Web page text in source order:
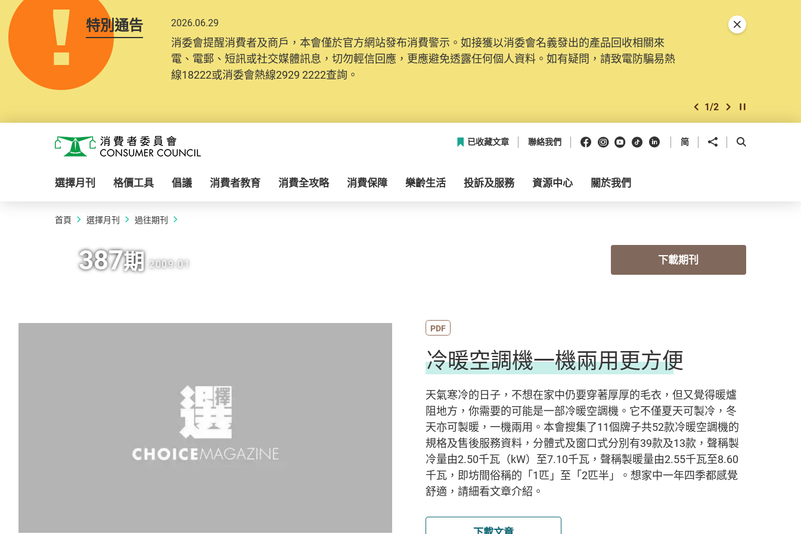
特別通告 2026.06.29
消委會提醒消費者及商戶，本會僅於官方網站發布消費警示。如接獲以消委會名義發出的產品回收相關來
電、電郵、短訊或社交媒體訊息，切勿輕信回應，更應避免透露任何個人資料。如有疑問，請致電防騙易熱
線18222或消委會熱線2929 2222查詢。
上一個
1/2 下一個開始/暫停幻燈
關閉特別通告
消費者委員會
已收藏文章 聯絡我們 Facebook
Instagram
Youtube
抖音領英 简 分享到 開啟搜尋框
選擇月刊 格價工具 倡議 消費者教育 消費全攻略 消費保障 樂齡生活 投訴及服務 資源中心 關於我們
首頁 選擇月刊 過往期刊
387期 2009.01 下載期刊
PDF
冷暖空調機一機兩用更方便
天氣寒冷的日子，不想在家中仍要穿著厚厚的毛衣，但又覺得暖爐
阻地方，你需要的可能是一部冷暖空調機。它不僅夏天可製冷，冬
天亦可製暖，一機兩用。本會搜集了11個牌子共52款冷暖空調機的
規格及售後服務資料，分體式及窗口式分別有39款及13款，聲稱製
冷量由2.50千瓦（kW）至7.10千瓦，聲稱製暖量由2.55千瓦至8.60
千瓦，即坊間俗稱的「1匹」至「2匹半」。想家中一年四季都感覺
舒適，請細看文章介紹。